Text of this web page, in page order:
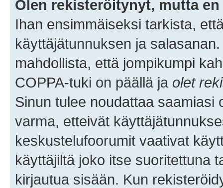
Olen rekisteröitynyt, mutta
Ihan ensimmäiseksi tarkista,
käyttäjätunnuksen ja
mahdollista, että jompikumpi
COPPA-tuki on päällä ja olet
Sinun tulee noudattaa saamiasi
varma, etteivät
keskustelufoorumit vaativat
käyttäjiltä joko itse suoritettuna
kirjautua sisään. Kun